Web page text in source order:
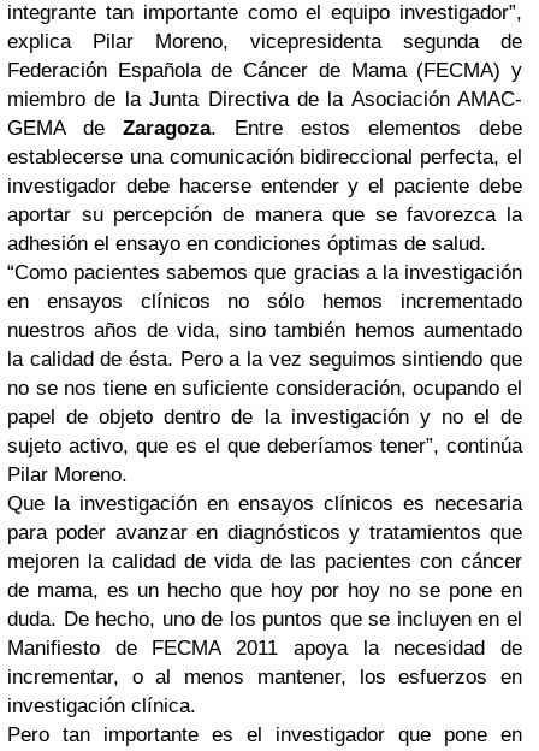
integrante tan importante como el equipo investigador”,
explica Pilar Moreno, vicepresidenta segunda de
Federación Española de Cáncer de Mama (FECMA) y
miembro de la Junta Directiva de la Asociación AMAC-
GEMA de Zaragoza. Entre estos elementos debe
establecerse una comunicación bidireccional perfecta, el
investigador debe hacerse entender y el paciente debe
aportar su percepción de manera que se favorezca la
adhesión el ensayo en condiciones óptimas de salud.
“Como pacientes sabemos que gracias a la investigación
en ensayos clínicos no sólo hemos incrementado
nuestros años de vida, sino también hemos aumentado
la calidad de ésta. Pero a la vez seguimos sintiendo que
no se nos tiene en suficiente consideración, ocupando el
papel de objeto dentro de la investigación y no el de
sujeto activo, que es el que deberíamos tener”, continúa
Pilar Moreno.
Que la investigación en ensayos clínicos es necesaria
para poder avanzar en diagnósticos y tratamientos que
mejoren la calidad de vida de las pacientes con cáncer
de mama, es un hecho que hoy por hoy no se pone en
duda. De hecho, uno de los puntos que se incluyen en el
Manifiesto de FECMA 2011 apoya la necesidad de
incrementar, o al menos mantener, los esfuerzos en
investigación clínica.
Pero tan importante es el investigador que pone en